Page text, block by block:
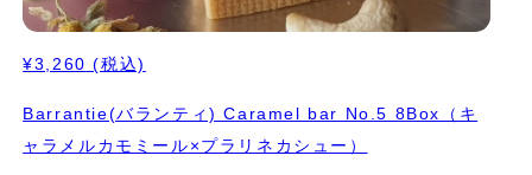
¥3,260 (税込)
Barrantie(バランティ) Caramel bar No.5 8Box（キ
ャラメルカモミール×プラリネカシュー）